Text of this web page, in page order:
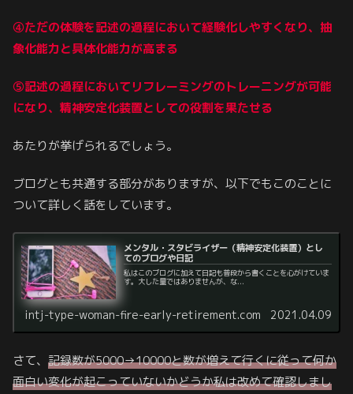
④ただの体験を記述の過程において経験化しやすくなり、抽
象化能力と具体化能力が高まる
⑤記述の過程においてリフレーミングのトレーニングが可能
になり、精神安定化装置としての役割を果たせる
あたりが挙げられるでしょう。
ブログとも共通する部分がありますが、以下でもこのことに
ついて詳しく話をしています。
メンタル・スタビライザー（精神安定化装置）とし
てのブログや日記
私はこのブログに加えて日記も普段から書くことを心がけていま
す。大した量ではありませんが、な...
intj-type-woman-fire-early-retirement.com 2021.04.09
さて、 記録数が5000→10000と数が増えて行くに従って何か
面白い変化が起こっていないかどうか私は改めて確認しまし